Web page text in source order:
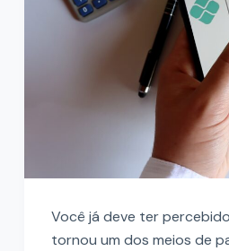
Você já deve ter
tornou um dos meios de